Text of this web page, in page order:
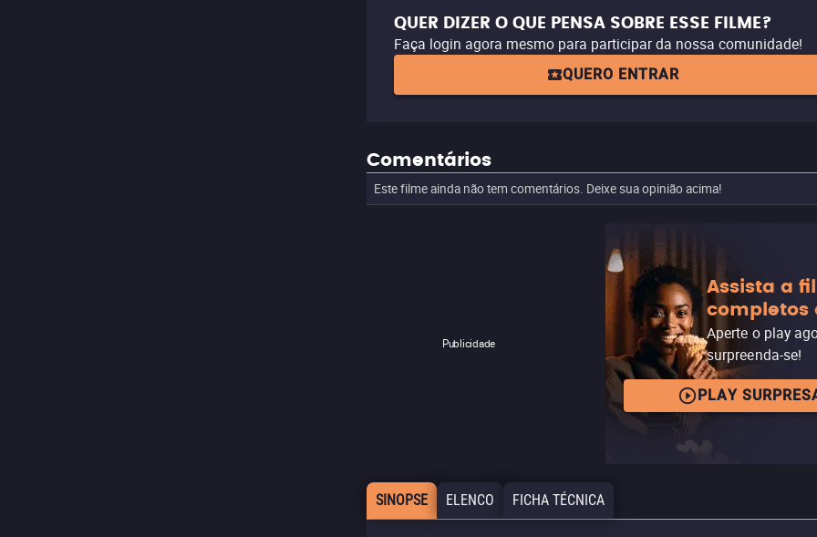
QUER DIZER O QUE PENSA SOBRE ESSE FILME?
Faça login agora mesmo para participar da nossa comunidade!
QUERO ENTRAR
Comentários
Este filme ainda não tem comentários. Deixe sua opinião acima!
Publicidade
Assista a
completos
Aperte o play
surpreenda-se!
PLAY
SINOPSE ELENCO FICHA TÉCNICA